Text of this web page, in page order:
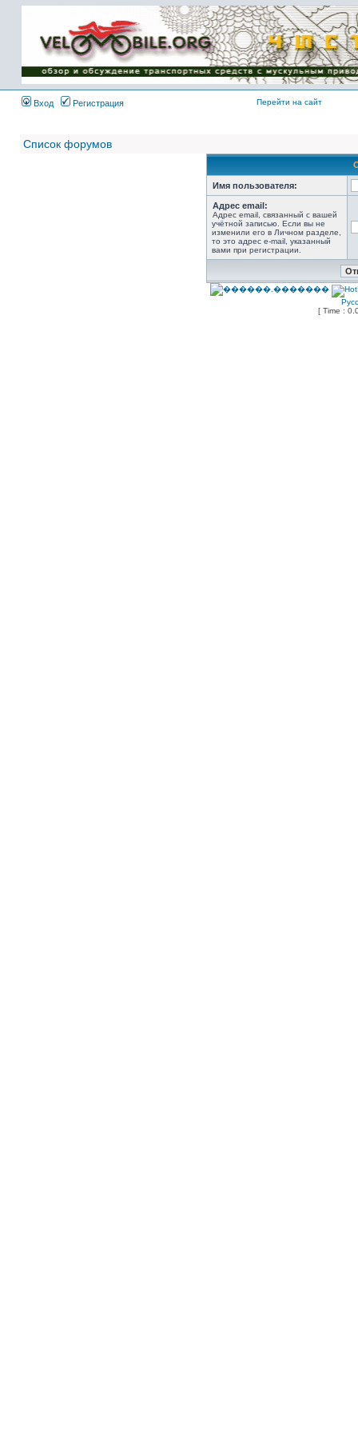
Имя пользователя:
Пароль:
{ LOG_ME_IN_SHORT
}
Вход
Регистрация Перейти на сайт
Список форумов
Имя пользователя:
Адрес email:
Адрес email, связанный с вашей
учётной записью. Если вы не
изменили его в Личном разделе,
то это адрес e-mail, указанный
вами при регистрации.
[ Time :